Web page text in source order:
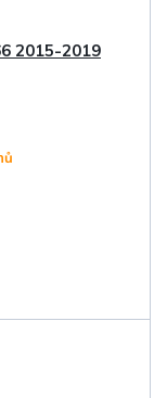
2015-2019